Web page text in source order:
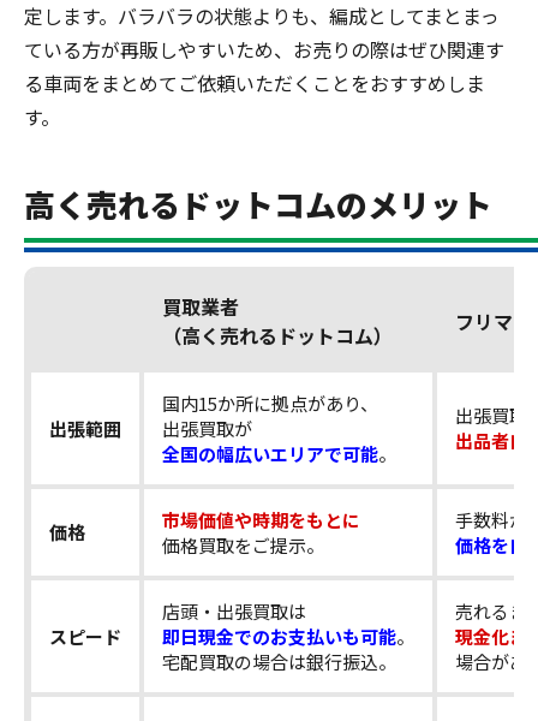
定します。バラバラの状態よりも、編成としてまとまっ
ている方が再販しやすいため、お売りの際はぜひ関連す
る車両をまとめてご依頼いただくことをおすすめしま
す。
高く売れるドットコムのメリット
買取業者
（高く売れるドットコム）
フリマ
出張範囲
国内15か所に拠点があり、
出張買取が
全国の幅広いエリアで可能。
出張買取
出品者自
価格
市場価値や時期をもとに
価格買取をご提示。
手数料が
価格を自
スピード
店頭・出張買取は
即日現金でのお支払いも可能。
宅配買取の場合は銀行振込。
売れるま
現金化ま
場合があ